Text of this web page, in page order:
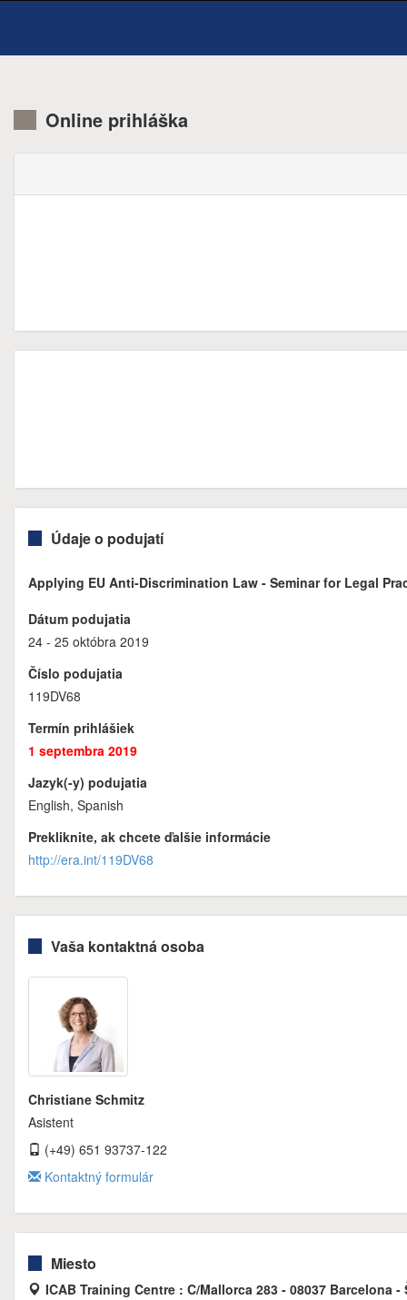
Online prihláška
Údaje o podujatí
Applying EU Anti-Discrimination Law - Seminar for Legal
Dátum podujatia
24 - 25 októbra 2019
Číslo podujatia
119DV68
Termín prihlášiek
1 septembra 2019
Jazyk(-y) podujatia
English, Spanish
Prekliknite, ak chcete ďalšie informácie
http://era.int/119DV68
Vaša kontaktná osoba
Christiane Schmitz
Asistent
(+49) 651 93737-122
Kontaktný formulár
Miesto
ICAB Training Centre : C/Mallorca 283 - 08037 Barcelona